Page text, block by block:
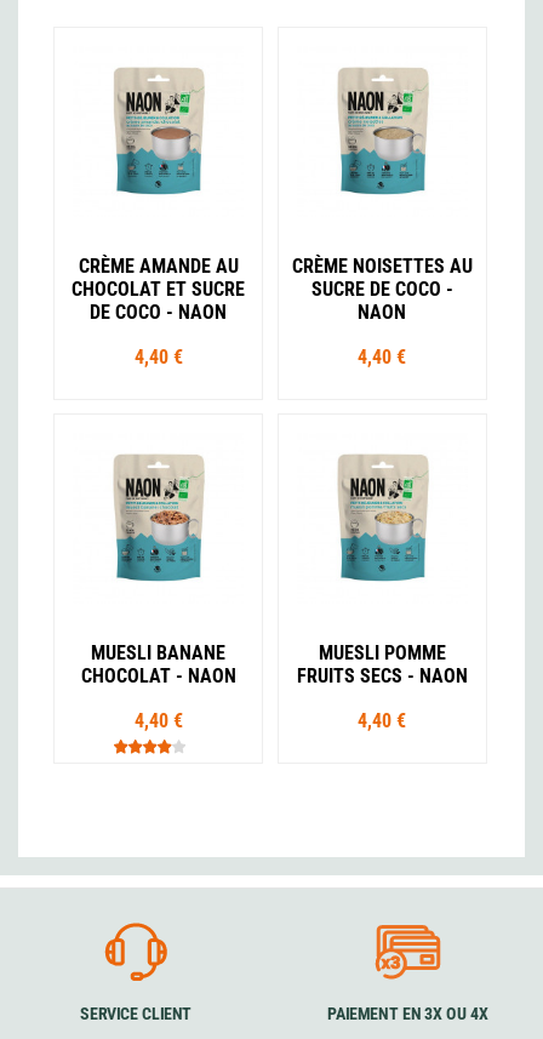
CRÈME AMANDE AU
CHOCOLAT ET SUCRE
DE COCO - NAON
4,40 €
CRÈME NOISETTES AU
SUCRE DE COCO -
NAON
4,40 €
MUESLI BANANE
CHOCOLAT - NAON
4,40 €
MUESLI POMME
FRUITS SECS - NAON
4,40 €
SERVICE CLIENT PAIEMENT EN 3X OU 4X